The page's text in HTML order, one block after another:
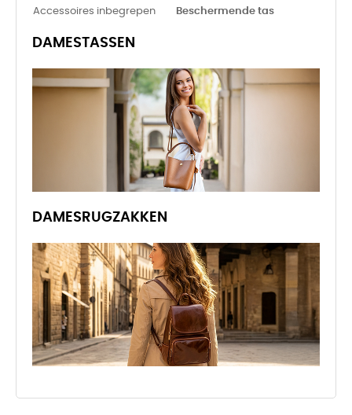
Accessoires inbegrepen
Beschermende tas
DAMESTASSEN
DAMESRUGZAKKEN